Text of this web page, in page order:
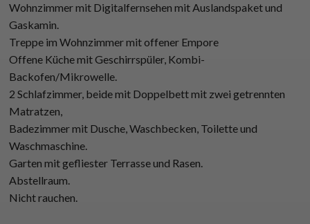
Wohnzimmer mit Digitalfernsehen mit Auslandspaket und
Gaskamin.
Treppe im Wohnzimmer mit offener Empore
Offene Küche mit Geschirrspüler, Kombi-
Backofen/Mikrowelle.
2 Schlafzimmer, beide mit Doppelbett mit zwei getrennten
Matratzen,
Badezimmer mit Dusche, Waschbecken, Toilette und
Waschmaschine.
Garten mit gefliester Terrasse und Rasen.
Abstellraum.
Nicht rauchen.